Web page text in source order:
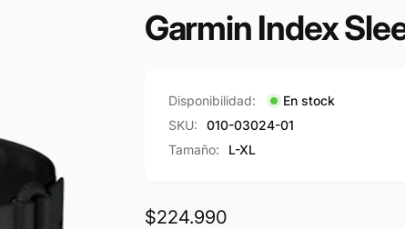
Garmin Index
Disponibilidad:
En stock
SKU:
010-03024-01
Tamaño:
L-XL
Precio
$224.990